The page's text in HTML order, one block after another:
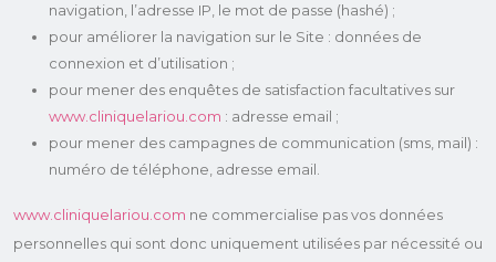
navigation, l’adresse IP, le mot de passe (hashé) ;
pour améliorer la navigation sur le Site : données de
connexion et d’utilisation ;
pour mener des enquêtes de satisfaction facultatives sur
www.cliniquelariou.com : adresse email ;
pour mener des campagnes de communication (sms, mail) :
numéro de téléphone, adresse email.
www.cliniquelariou.com ne commercialise pas vos données
personnelles qui sont donc uniquement utilisées par nécessité ou